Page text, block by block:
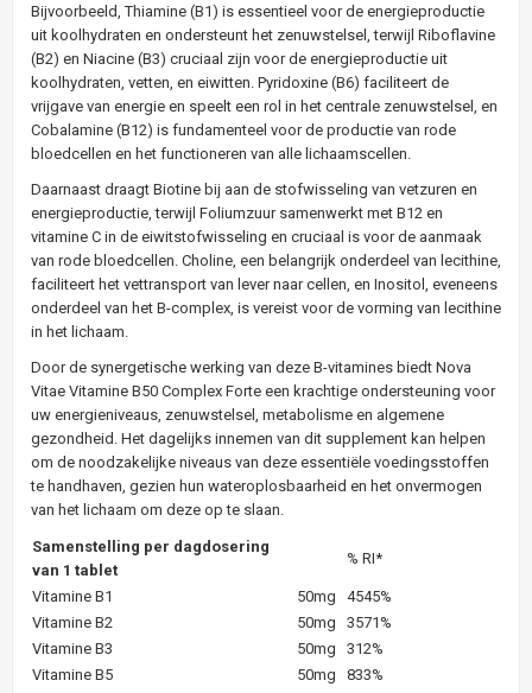
Bijvoorbeeld, Thiamine (B1) is essentieel voor de energieproductie
uit koolhydraten en ondersteunt het zenuwstelsel, terwijl Riboflavine
(B2) en Niacine (B3) cruciaal zijn voor de energieproductie uit
koolhydraten, vetten, en eiwitten. Pyridoxine (B6) faciliteert de
vrijgave van energie en speelt een rol in het centrale zenuwstelsel, en
Cobalamine (B12) is fundamenteel voor de productie van rode
bloedcellen en het functioneren van alle lichaamscellen.
Daarnaast draagt Biotine bij aan de stofwisseling van vetzuren en
energieproductie, terwijl Foliumzuur samenwerkt met B12 en
vitamine C in de eiwitstofwisseling en cruciaal is voor de aanmaak
van rode bloedcellen. Choline, een belangrijk onderdeel van lecithine,
faciliteert het vettransport van lever naar cellen, en Inositol, eveneens
onderdeel van het B-complex, is vereist voor de vorming van lecithine
in het lichaam.
Door de synergetische werking van deze B-vitamines biedt Nova
Vitae Vitamine B50 Complex Forte een krachtige ondersteuning voor
uw energieniveaus, zenuwstelsel, metabolisme en algemene
gezondheid. Het dagelijks innemen van dit supplement kan helpen
om de noodzakelijke niveaus van deze essentiële voedingsstoffen
te handhaven, gezien hun wateroplosbaarheid en het onvermogen
van het lichaam om deze op te slaan.
Samenstelling per dagdosering
van 1 tablet
% RI*
Vitamine B1 50mg
4545%
Vitamine B2
50mg
3571%
Vitamine B3
50mg
312%
Vitamine B5
50mg
833%